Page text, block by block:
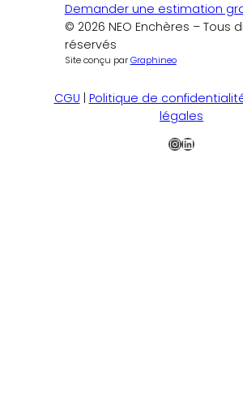
Demander une estimation
© 2026 NEO Enchères – Tous
réservés
Site conçu parGraphineo
CGU Politique de
légales
Instagram
LinkedIn